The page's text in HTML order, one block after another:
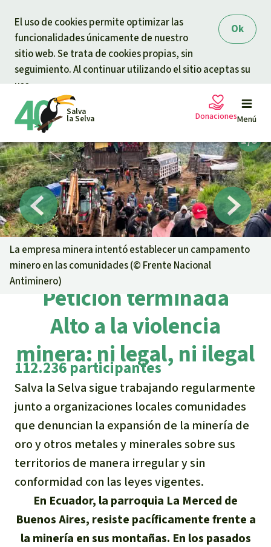
Ok
El uso de cookies permite optimizar las
funcionalidades únicamente de nuestro
sitio web. Se trata de cookies propias, sin
seguimiento. Al continuar utilizando el sitio aceptas su
uso.
Salva
la Selva Menú
Peticiones
Proyectos
Informaciones
Informaciones
Éxitos y Noticias
Suscribirme al boletín
Prensa
Banners Salva la Selva
Widget Salva la Selva
Agenda
Temas
Clima
Madera tropical
Biodiversidad
Selva tropical
Derechos de la Naturaleza
Bioenergía
Agua
Acerca de Salva la Selva
40 años Salva la Selva
En los Medios
FAQ
Transparencia
Contacto
Búsqueda
Español
Deutsch
English
Français
Italiano
Português
Donaciones
Tu donación ayuda
Donación general
Urgen donaciones
Certificados de donación
Preguntas y Respuestas
Donar para un tema
Bienestar animal
Defensa de la selva
Defensoras y defensores de la
Donar para una región
Sudeste de Asia
África
Latinoamérica
La empresa minera intentó establecer un campamento
minero en las comunidades (© Frente Nacional
Antiminero)
Petición terminada
Alto a la violencia
minera: ni legal, ni ilegal
112.236 participantes
Salva la Selva sigue trabajando regularmente
junto a organizaciones locales comunidades
que denuncian la expansión de la minería de
oro y otros metales y minerales sobre sus
territorios de manera irregular y sin
conformidad con las leyes vigentes.
En Ecuador, la parroquia La Merced de
Buenos Aires, resiste pacíficamente frente a
la minería en sus montañas. En los pasados